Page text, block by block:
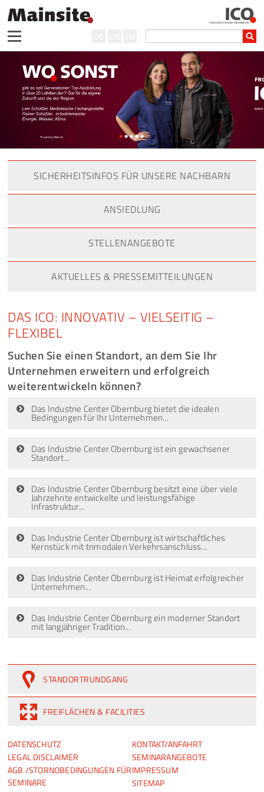
•••••
SICHERHEITSINFOS FÜR UNSERE NACHBARN
ANSIEDLUNG
STELLENANGEBOTE
AKTUELLES & PRESSEMITTEILUNGEN
DAS ICO: INNOVATIV – VIELSEITIG –
FLEXIBEL
Suchen Sie einen Standort, an dem Sie Ihr
Unternehmen erweitern und erfolgreich
weiterentwickeln können?
Das Industrie Center Obernburg bietet die idealen
Bedingungen für Ihr Unternehmen...
Das Industrie Center Obernburg ist ein gewachsener
Standort...
Das Industrie Center Obernburg besitzt eine über viele
Jahrzehnte entwickelte und leistungsfähige
Infrastruktur...
Das Industrie Center Obernburg ist wirtschaftliches
Kernstück mit trimodalen Verkehrsanschluss...
Das Industrie Center Obernburg ist Heimat erfolgreicher
Unternehmen...
Das Industrie Center Obernburg ein moderner Standort
mit langjähriger Tradition...
NAVIGATION
ÜBERSPRINGEN
DATENSCHUTZ
LEGAL DISCLAIMER
AGB /STORNOBEDINGUNGEN FÜR
SEMINARE
STANDORTRUNDGANG
FREIFLÄCHEN & FACILITIES
NAVIGATION
ÜBERSPRINGEN
KONTAKT/ANFAHRT
SEMINARANGEBOTE
IMPRESSUM
SITEMAP